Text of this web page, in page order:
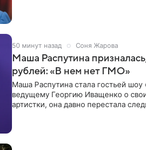
50 минут назад Соня Жарова
Маша Распутина
рублей: «В нем нет ГМО»
Маша Распутина стала гостьей шоу
ведущему Георгию Иващенко о
артистки, она давно перестала